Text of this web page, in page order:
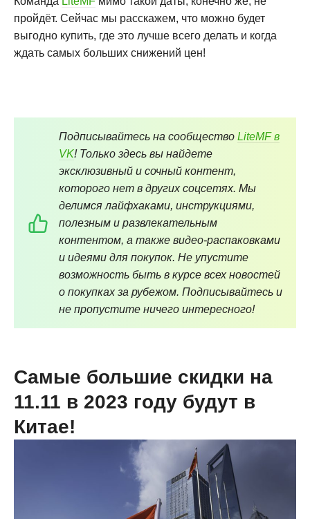
пройдёт. Сейчас мы расскажем, что можно будет
выгодно купить, где это лучше всего делать и когда
ждать самых больших снижений цен!
Подписывайтесь на сообщество LiteMF в
VK! Только здесь вы найдете
эксклюзивный и сочный контент,
которого нет в других соцсетях. Мы
делимся лайфхаками, инструкциями,
полезным и развлекательным
контентом, а также видео-распаковками
и идеями для покупок. Не упустите
возможность быть в курсе всех новостей
о покупках за рубежом. Подписывайтесь и
не пропустите ничего интересного!
Самые большие скидки на
11.11 в 2023 году будут в
Китае!